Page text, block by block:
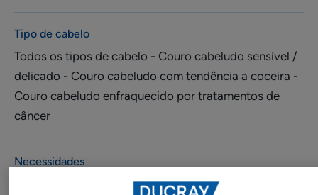
Tipo de cabelo
Todos os tipos de cabelo - Couro cabeludo sensível /
delicado - Couro cabeludo com tendência a coceira -
Couro cabeludo enfraquecido por tratamentos de
câncer
Necessidades
Anti-irritante - Aliviar coceira